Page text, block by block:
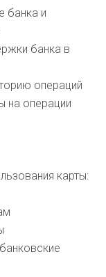
банка и
банка в
операций
на операции
карты: